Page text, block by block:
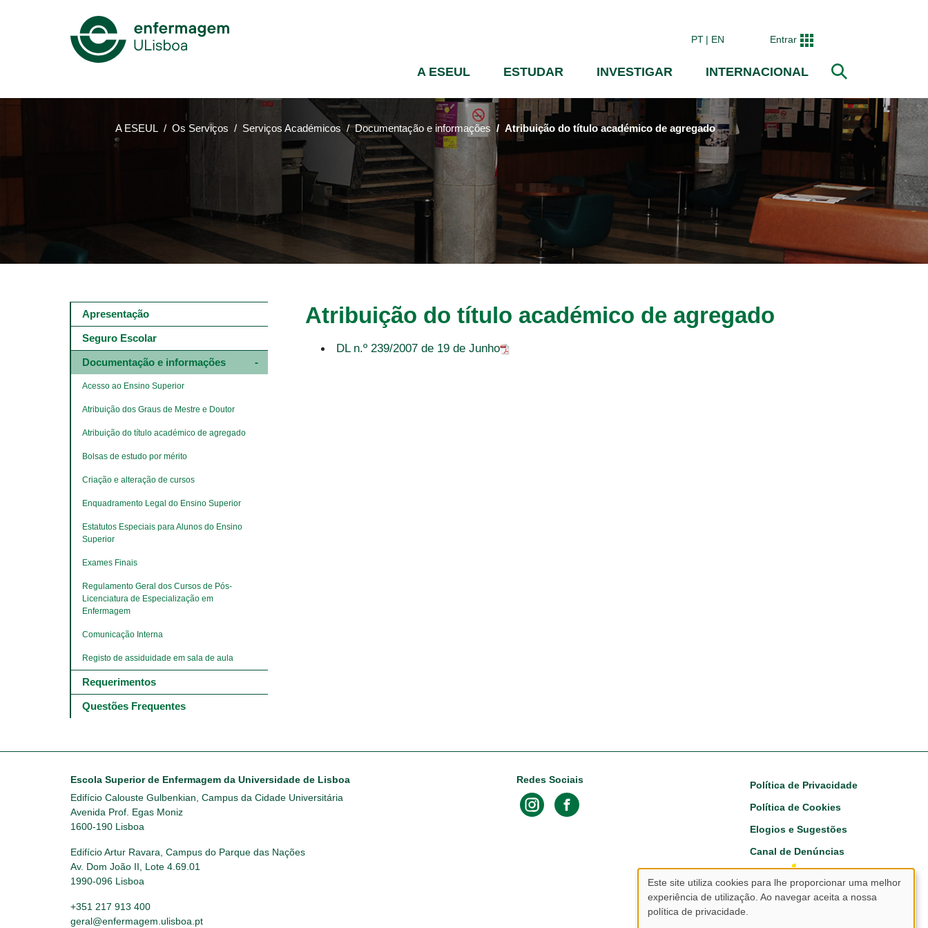
principal
PT EN Entrar
Mega
Menu
A ESEUL ESTUDAR INVESTIGAR INTERNACIONAL
A ESEUL Os Serviços Serviços Académicos Documentação e informações Atribuição do título académico de agregado
Atribuição do título académico de agregado
DL n.º 239/2007 de 19 de Junho
Main
navigation
4º
5º
níveis
Apresentação
Seguro Escolar
Documentação e informações
Acesso ao Ensino Superior
Atribuição dos Graus de Mestre e Doutor
Atribuição do título académico de agregado
Bolsas de estudo por mérito
Criação e alteração de cursos
Enquadramento Legal do Ensino Superior
Estatutos Especiais para Alunos do Ensino
Superior
Exames Finais
Regulamento Geral dos Cursos de Pós-
Licenciatura de Especialização em
Enfermagem
Comunicação Interna
Registo de assiduidade em sala de aula
Requerimentos
Questões Frequentes
Escola Superior de Enfermagem da Universidade de Lisboa
Edifício Calouste Gulbenkian, Campus da Cidade Universitária
Avenida Prof. Egas Moniz
1600-190 Lisboa
Edifício Artur Ravara, Campus do Parque das Nações
Av. Dom João II, Lote 4.69.01
1990-096 Lisboa
+351 217 913 400
geral@enfermagem.ulisboa.pt
Redes Sociais Footer
Política de Privacidade
Política de Cookies
Elogios e Sugestões
Canal de Denúncias
Utilização
Este site utiliza cookies para lhe proporcionar uma melhor
experiência de utilização. Ao navegar aceita a nossa
política de privacidade.